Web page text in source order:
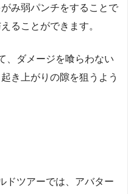
み弱パンチをすることで
ることができます。
、ダメージを喰らわない
き上がりの隙を狙うよう
ドツアーでは、アバター